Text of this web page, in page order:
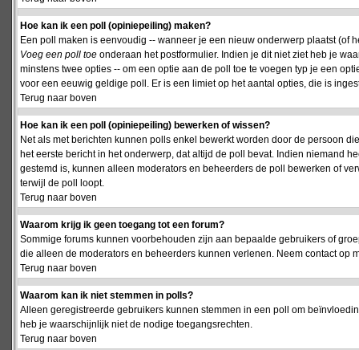
Hoe kan ik een poll (opiniepeiling) maken?
Een poll maken is eenvoudig -- wanneer je een nieuw onderwerp plaatst (of
Voeg een poll toe onderaan het postformulier. Indien je dit niet ziet heb je
minstens twee opties -- om een optie aan de poll toe te voegen typ je een
voor een eeuwig geldige poll. Er is een limiet op het aantal opties, die is
Terug naar boven
Hoe kan ik een poll (opiniepeiling) bewerken of wissen?
Net als met berichten kunnen polls enkel bewerkt worden door de persoon
het eerste bericht in het onderwerp, dat altijd de poll bevat. Indien niemand
gestemd is, kunnen alleen moderators en beheerders de poll bewerken of
terwijl de poll loopt.
Terug naar boven
Waarom krijg ik geen toegang tot een forum?
Sommige forums kunnen voorbehouden zijn aan bepaalde gebruikers of
die alleen de moderators en beheerders kunnen verlenen. Neem contact op
Terug naar boven
Waarom kan ik niet stemmen in polls?
Alleen geregistreerde gebruikers kunnen stemmen in een poll om
heb je waarschijnlijk niet de nodige toegangsrechten.
Terug naar boven